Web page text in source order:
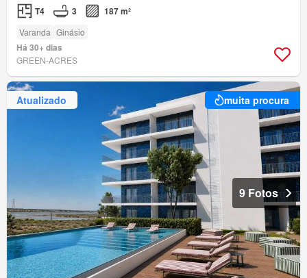
T4 3 187 m²
Varanda Ginásio
Há 30+ dias
GREEN-ACRES
Atualizado muita procura
9 Fotos